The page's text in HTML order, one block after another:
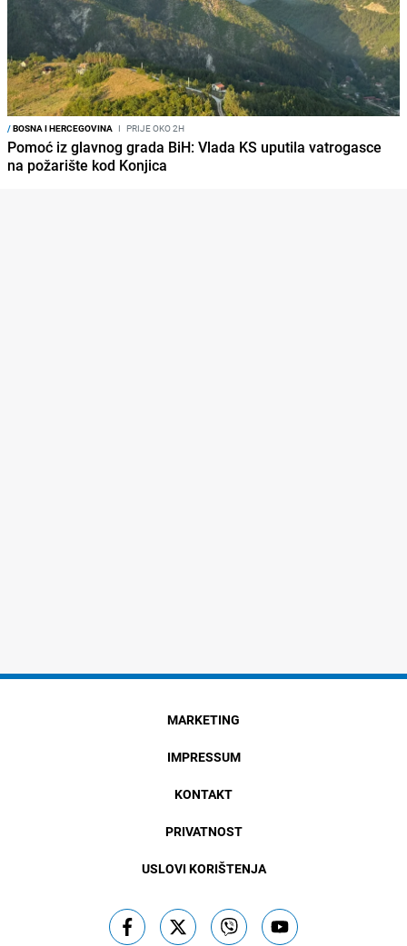
/BOSNA I HERCEGOVINA I PRIJE OKO 2H
Pomoć iz glavnog grada BiH: Vlada KS uputila vatrogasce
na požarište kod Konjica
MARKETING
IMPRESSUM
KONTAKT
PRIVATNOST
USLOVI KORIŠTENJA